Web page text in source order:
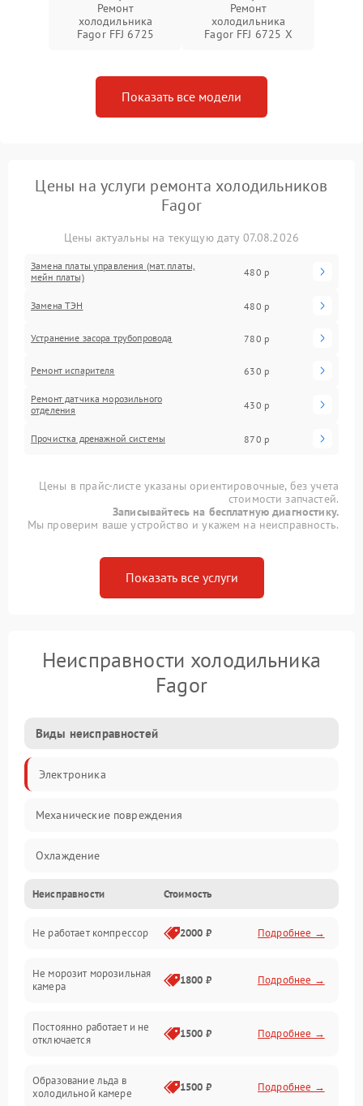
Ремонт
холодильника
Fagor FFJ 6725
Ремонт
холодильника
Fagor FFJ 6725 X
Показать все модели
Цены на услуги ремонта холодильников
Fagor
Цены актуальны на текущую дату 07.08.2026
Замена платы управления (мат.платы,
мейн платы)
480 р
Замена ТЭН 480 р
Устранение засора трубопровода 780 р
Ремонт испарителя 630 р
Ремонт датчика морозильного
отделения
430 р
Прочистка дренажной системы 870 р
Цены в прайс-листе указаны ориентировочные, без учета
стоимости запчастей.
Записывайтесь на бесплатную диагностику.
Мы проверим ваше устройство и укажем на неисправность.
Показать все услуги
Неисправности холодильника
Fagor
Виды неисправностей
Электроника
Механические повреждения
Охлаждение
Механика
Электропитание
Дренаж
Неисправности Стоимость
Не работает компрессор 2000 ₽ Подробнее →
Не морозит морозильная
камера
1800 ₽ Подробнее →
Постоянно работает и не
отключается
1500 ₽ Подробнее →
Образование льда в
холодильной камере
1500 ₽ Подробнее →